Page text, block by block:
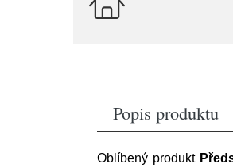
Popis produktu
Oblíbený produkt